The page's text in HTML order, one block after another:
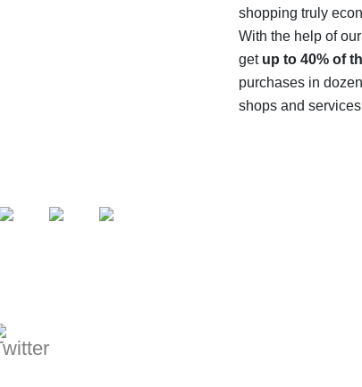
shopping truly
With the help of
get up to 40% of
purchases in
shops and